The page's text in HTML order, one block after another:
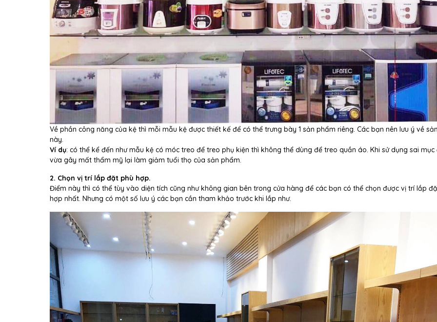
Về phần công năng của kệ thì mỗi mẫu kệ được thiết kế để có thể trưng bày 1 sản phẩm riêng. Các bạn nên lưu ý về
này.
Ví dụ: có thể kể đến như mẫu kệ có móc treo để treo phụ kiện thì không thể dùng để treo quần áo. Khi sử dụng sai mục
vừa gây mất thẩm mỹ lại làm giảm tuổi thọ của sản phẩm.
2. Chọn vị trí lắp đặt phù hợp.
Điểm này thì có thể tùy vào diện tích cũng như không gian bên trong cửa hàng để các bạn có thể chọn được vị trí lắp
hợp nhất. Nhưng có một số lưu ý các bạn cần tham khảo trước khi lắp như.